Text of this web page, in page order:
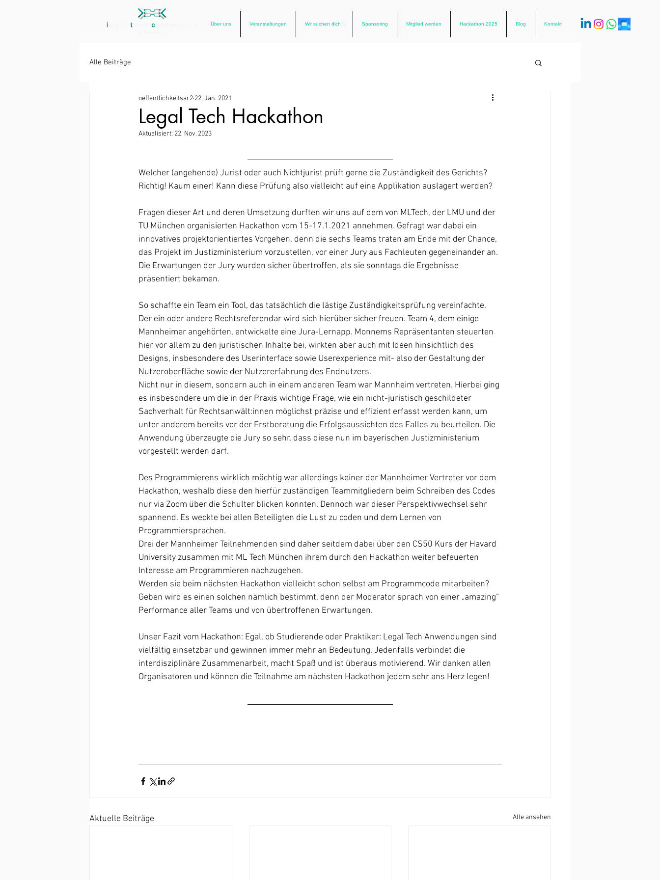
Über uns Veranstaltungen Wir suchen dich ! Sponsoring Mitglied werden Hackathon 2025 Blog Kontakt
Alle Beiträge
Legal Tech Hackathon
oeffentlichkeitsar2 22. Jan. 2021
Aktualisiert: 22. Nov. 2023
Welcher (angehende) Jurist oder auch Nichtjurist prüft gerne die Zuständigkeit des Gerichts?
Richtig! Kaum einer! Kann diese Prüfung also vielleicht auf eine Applikation auslagert werden?
Fragen dieser Art und deren Umsetzung durften wir uns auf dem von MLTech, der LMU und der
TU München organisierten Hackathon vom 15-17.1.2021 annehmen. Gefragt war dabei ein
innovatives projektorientiertes Vorgehen, denn die sechs Teams traten am Ende mit der Chance,
das Projekt im Justizministerium vorzustellen, vor einer Jury aus Fachleuten gegeneinander an.
Die Erwartungen der Jury wurden sicher übertroffen, als sie sonntags die Ergebnisse
präsentiert bekamen.
So schaffte ein Team ein Tool, das tatsächlich die lästige Zuständigkeitsprüfung vereinfachte.
Der ein oder andere Rechtsreferendar wird sich hierüber sicher freuen. Team 4, dem einige
Mannheimer angehörten, entwickelte eine Jura-Lernapp. Monnems Repräsentanten steuerten
hier vor allem zu den juristischen Inhalte bei, wirkten aber auch mit Ideen hinsichtlich des
Designs, insbesondere des Userinterface sowie Userexperience mit- also der Gestaltung der
Nutzeroberfläche sowie der Nutzererfahrung des Endnutzers.
Nicht nur in diesem, sondern auch in einem anderen Team war Mannheim vertreten. Hierbei ging
es insbesondere um die in der Praxis wichtige Frage, wie ein nicht-juristisch geschildeter
Sachverhalt für Rechtsanwält:innen möglichst präzise und effizient erfasst werden kann, um
unter anderem bereits vor der Erstberatung die Erfolgsaussichten des Falles zu beurteilen. Die
Anwendung überzeugte die Jury so sehr, dass diese nun im bayerischen Justizministerium
vorgestellt werden darf.
Des Programmierens wirklich mächtig war allerdings keiner der Mannheimer Vertreter vor dem
Hackathon, weshalb diese den hierfür zuständigen Teammitgliedern beim Schreiben des Codes
nur via Zoom über die Schulter blicken konnten. Dennoch war dieser Perspektivwechsel sehr
spannend. Es weckte bei allen Beteiligten die Lust zu coden und dem Lernen von
Programmiersprachen.
Drei der Mannheimer Teilnehmenden sind daher seitdem dabei über den CS50 Kurs der Havard
University zusammen mit ML Tech München ihrem durch den Hackathon weiter befeuerten
Interesse am Programmieren nachzugehen.
Werden sie beim nächsten Hackathon vielleicht schon selbst am Programmcode mitarbeiten?
Geben wird es einen solchen nämlich bestimmt, denn der Moderator sprach von einer „amazing“
Performance aller Teams und von übertroffenen Erwartungen.
Unser Fazit vom Hackathon: Egal, ob Studierende oder Praktiker: Legal Tech Anwendungen sind
vielfältig einsetzbar und gewinnen immer mehr an Bedeutung. Jedenfalls verbindet die
interdisziplinäre Zusammenarbeit, macht Spaß und ist überaus motivierend. Wir danken allen
Organisatoren und können die Teilnahme am nächsten Hackathon jedem sehr ans Herz legen!
Aktuelle Beiträge Alle ansehen